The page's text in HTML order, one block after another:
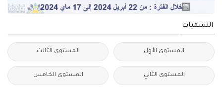
التسميات
المستوى الأول المستوى الثالث
المستوى الثاني المستوى الخامس